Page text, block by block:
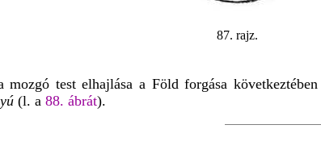
87. rajz.
mozgó test elhajlása a Föld forgása
(l. a 88. ábrát).